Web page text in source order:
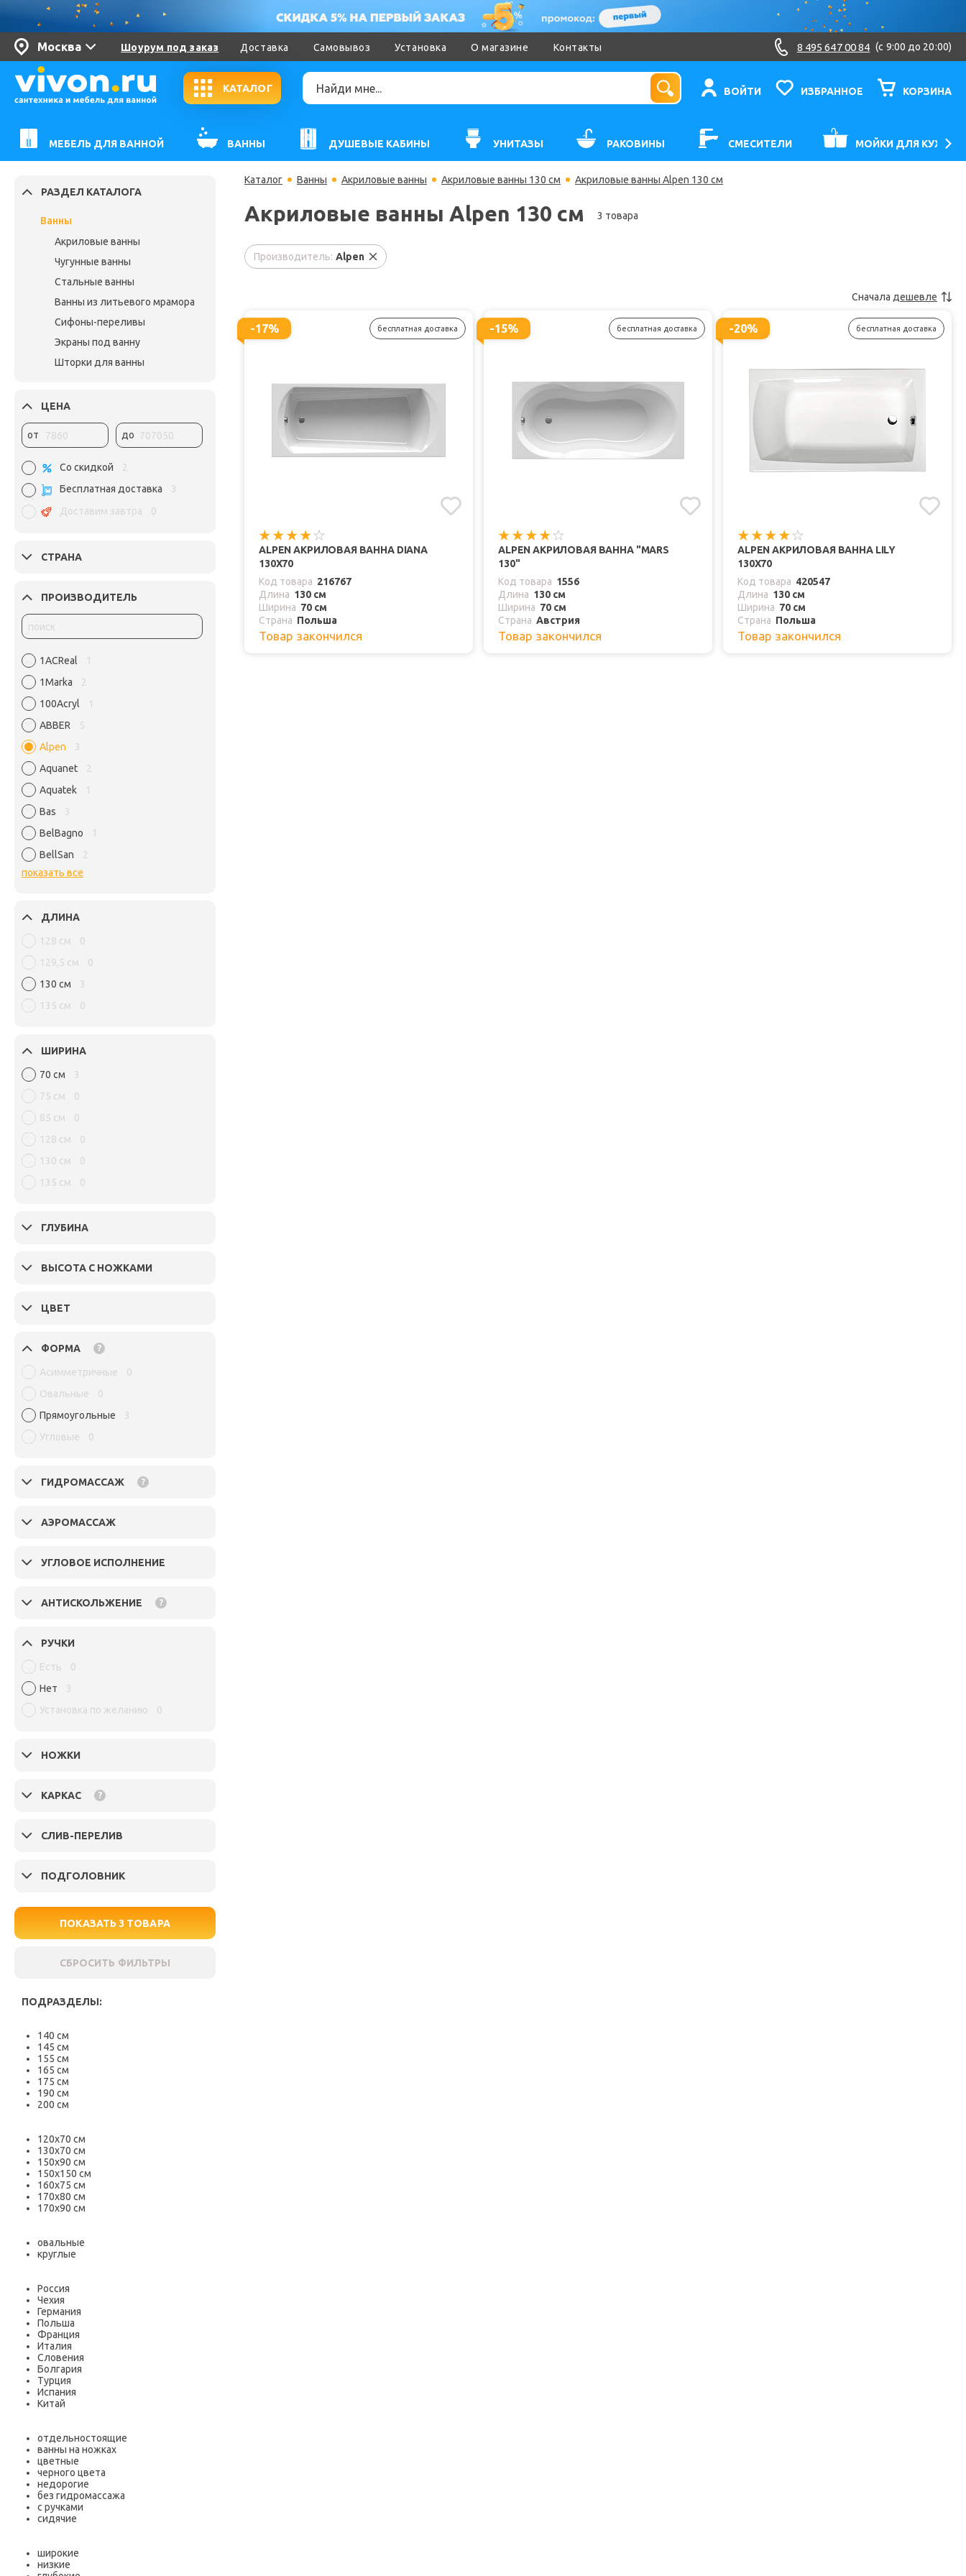
Москва Шоурум под заказ Доставка Самовывоз Установка О магазине Контакты 8 495 647 00 84 (c 9:00 до 20:00)
КАТАЛОГ ВОЙТИ ИЗБРАННОЕ КОРЗИНА
МЕБЕЛЬ ДЛЯ ВАННОЙ ВАННЫ ДУШЕВЫЕ КАБИНЫ УНИТАЗЫ РАКОВИНЫ СМЕСИТЕЛИ МОЙКИ ДЛЯ КУХНИ
РАЗДЕЛ КАТАЛОГА
Ванны
Акриловые ванны
Чугунные ванны
Стальные ванны
Ванны из литьевого мрамора
Сифоны-переливы
Экраны под ванну
Шторки для ванны
ЦЕНА
от до
Со скидкой
2
Бесплатная доставка
3
Доставим завтра
0
СТРАНА
ПРОИЗВОДИТЕЛЬ
1ACReal
1
1Marka
2
100Acryl
1
ABBER
5
Alpen
3
Aquanet
2
Aquatek
1
Bas
3
BelBagno
1
BellSan
2
показать все
ДЛИНА
128 см
0
129,5 см
0
130 см
3
135 см
0
ШИРИНА
70 см
3
75 см
0
85 см
0
128 см
0
130 см
0
135 см
0
ГЛУБИНА
ВЫСОТА С НОЖКАМИ
ЦВЕТ
ФОРМА ?
Асимметричные
0
Овальные
0
Прямоугольные
3
Угловые
0
ГИДРОМАССАЖ ?
АЭРОМАССАЖ
УГЛОВОЕ ИСПОЛНЕНИЕ
АНТИСКОЛЬЖЕНИЕ ?
РУЧКИ
Есть
0
Нет
3
Установка по желанию
0
НОЖКИ
КАРКАС ?
СЛИВ-ПЕРЕЛИВ
ПОДГОЛОВНИК
ПОКАЗАТЬ 3 ТОВАРА
СБРОСИТЬ ФИЛЬТРЫ
ПОДРАЗДЕЛЫ:
140 см
145 см
155 см
165 см
175 см
190 см
200 см
120х70 см
130х70 см
150х90 см
150х150 см
160х75 см
170х80 см
170х90 см
овальные
круглые
Россия
Чехия
Германия
Польша
Франция
Италия
Словения
Болгария
Турция
Испания
Китай
отдельностоящие
ванны на ножках
цветные
черного цвета
недорогие
без гидромассажа
с ручками
сидячие
широкие
низкие
Каталог Ванны Акриловые ванны Акриловые ванны 130 см Акриловые ванны Alpen 130 см
Акриловые ванны Alpen 130 см 3 товара
Производитель: Alpen
Сначала дешевле
-17% бесплатная доставка
ALPEN АКРИЛОВАЯ ВАННА DIANA
130Х70
Код товара 216767
Длина 130 см
Ширина 70 см
Страна Польша
Товар закончился
-15% бесплатная доставка
ALPEN АКРИЛОВАЯ ВАННА "MARS
130"
Код товара 1556
Длина 130 см
Ширина 70 см
Страна Австрия
Товар закончился
-20% бесплатная доставка
ALPEN АКРИЛОВАЯ ВАННА LILY
130X70
Код товара 420547
Длина 130 см
Ширина 70 см
Страна Польша
Товар закончился